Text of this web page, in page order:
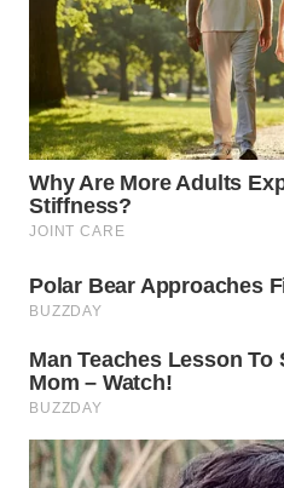
LAWAS
WN
SUMEDANG
WN
CIANJUR
KEPULAUAN
SERIBU
WN
TANGERANG
WN